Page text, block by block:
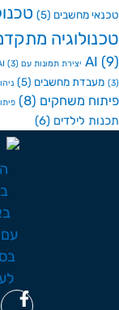
מחשבים(5)
מתקדמת
AI יצירת תמונות עם AI(3) כלי ai
מחשבים(5) ניהול זמן
משחקים(8) פיתוח
לילדים(6)